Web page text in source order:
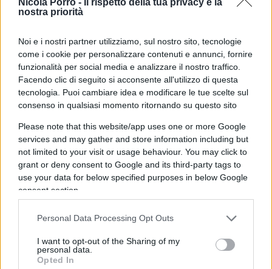
nostra priorità
Noi e i nostri partner utilizziamo, sul nostro sito, tecnologie
come i cookie per personalizzare contenuti e annunci, fornire
funzionalità per social media e analizzare il nostro traffico.
Facendo clic di seguito si acconsente all'utilizzo di questa
tecnologia. Puoi cambiare idea e modificare le tue scelte sul
consenso in qualsiasi momento ritornando su questo sito
Please note that this website/app uses one or more Google
services and may gather and store information including but
not limited to your visit or usage behaviour. You may click to
grant or deny consent to Google and its third-party tags to
use your data for below specified purposes in below Google
consent section.
Personal Data Processing Opt Outs
I want to opt-out of the Sharing of my
personal data.
Opted In
Non per nulla ieri, dopo che la
sui tassi di interesse, come impongono i falchi del
rigore, ilrendimento del bund decennale
tedesco(l’equivalente dei nostri Btp)ha toccato i
massimi dal 2011. Una quota che dovrebbe far
tremare i polsi al cancelliere Olaf Scholz, forse più
di una inflazione che certo resta alta ma che si è
comunque dimezzata dai massimi. Invece niente
da fare: l’Eurotower, dominato da un’idea di
frugalità, ha messo in chiaro che non arretrerà di
periodo necessario per riportare il caro vita
quindi non se ne parla proprio ai piani alti della
Bce, malgrado le tante famiglie che nell’eurozona